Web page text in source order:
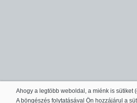
Ahogy a legtöbb weboldal, a miénk is
A böngészés folytatásával Ön hozzájárul a